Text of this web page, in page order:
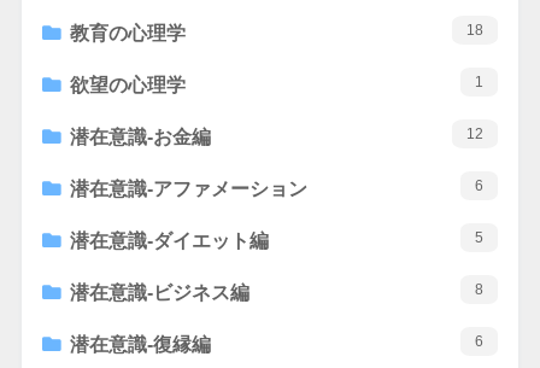
教育の心理学 18
欲望の心理学 1
潜在意識-お金編 12
潜在意識-アファメーション 6
潜在意識-ダイエット編 5
潜在意識-ビジネス編 8
潜在意識-復縁編 6